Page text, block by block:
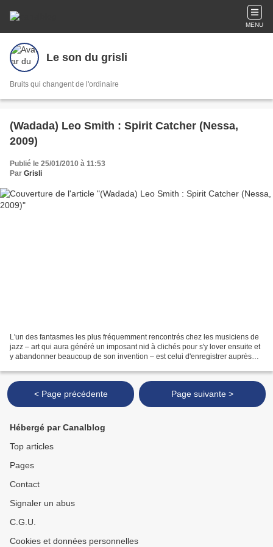
MENU
Le son du grisli
Bruits qui changent de l'ordinaire
(Wadada) Leo Smith : Spirit Catcher (Nessa,
2009)
Publié le 25/01/2010 à 11:53
Par Grisli
L'un des fantasmes les plus fréquemment rencontrés chez les musiciens de
jazz – art qui aura généré un imposant nid à clichés pour s'y lover ensuite et
y abandonner beaucoup de son invention – est celui d'enregistrer auprès
< Page précédente Page suivante >
Hébergé par Canalblog
Top articles
Pages
Contact
Signaler un abus
C.G.U.
Cookies et données personnelles